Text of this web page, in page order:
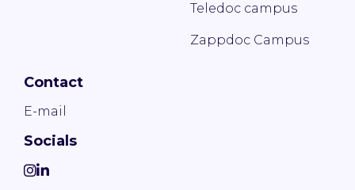
Teledoc campus
Zappdoc Campus
Contact
E-mail
Socials